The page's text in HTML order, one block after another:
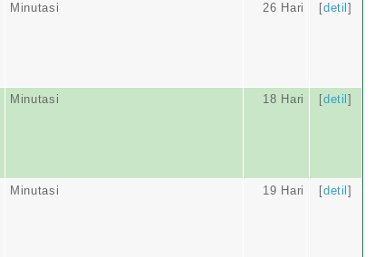
Minutasi 26 Hari [detil]
Minutasi 18 Hari [detil]
Minutasi 19 Hari [detil]